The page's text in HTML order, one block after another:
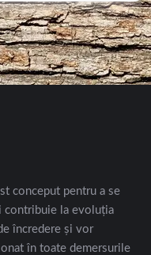
conceput pentru a se
contribuie la evoluția
încredere și vor
în toate demersurile